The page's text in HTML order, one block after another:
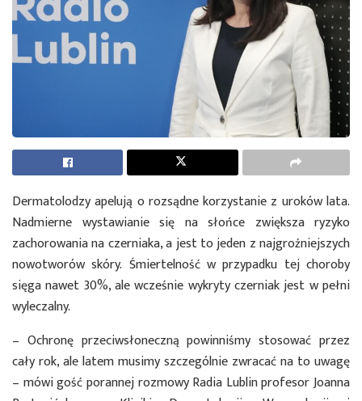
Dermatolodzy apelują o rozsądne korzystanie z uroków lata.
Nadmierne wystawianie się na słońce zwiększa ryzyko
zachorowania na czerniaka, a jest to jeden z najgroźniejszych
nowotworów skóry. Śmiertelność w przypadku tej choroby
sięga nawet 30%, ale wcześnie wykryty czerniak jest w pełni
wyleczalny.
– Ochronę przeciwsłoneczną powinniśmy stosować przez
cały rok, ale latem musimy szczególnie zwracać na to uwagę
– mówi gość porannej rozmowy Radia Lublin profesor Joanna